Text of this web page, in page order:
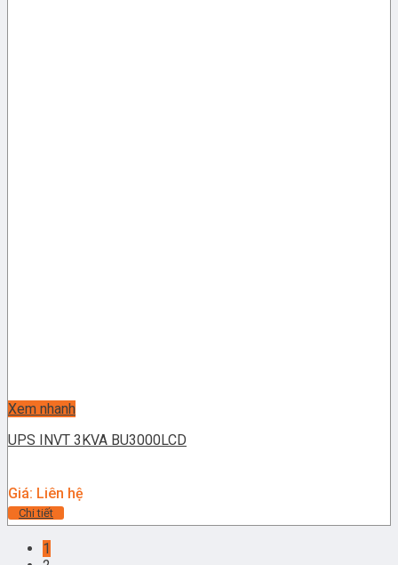
Xem nhanh
UPS INVT 3KVA BU3000LCD
Giá: Liên hệ
Chi tiết
1